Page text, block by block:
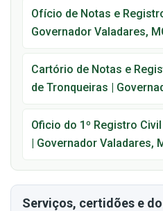
Ofício de Notas e
Governador Valadares,
Cartório de Notas e
de Tronqueiras |
Oficio do 1º Registro
| Governador Valadares,
Serviços, certidões e